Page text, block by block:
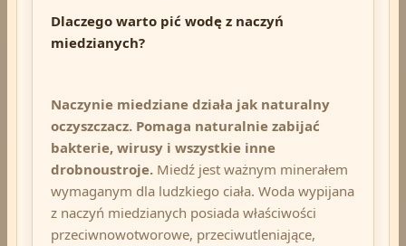
Dlaczego warto pić wodę z naczyń
miedzianych?
Naczynie miedziane działa jak naturalny
oczyszczacz. Pomaga naturalnie zabijać
bakterie, wirusy i wszystkie inne
drobnoustroje. Miedź jest ważnym minerałem
wymaganym dla ludzkiego ciała. Woda wypijana
z naczyń miedzianych posiada właściwości
przeciwnowotworowe, przeciwutleniające,